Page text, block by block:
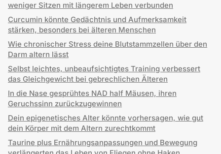
weniger Sitzen mit längerem Leben verbunden
Curcumin könnte Gedächtnis und Aufmerksamkeit
stärken, besonders bei älteren Menschen
Wie chronischer Stress deine Blutstammzellen über den
Darm altern lässt
Selbst leichtes, unbeaufsichtigtes Training verbessert
das Gleichgewicht bei gebrechlichen Älteren
In die Nase gesprühtes NAD half Mäusen, ihren
Geruchssinn zurückzugewinnen
Dein epigenetisches Alter könnte vorhersagen, wie gut
dein Körper mit dem Altern zurechtkommt
Taurine plus Ernährungsanpassungen und Bewegung